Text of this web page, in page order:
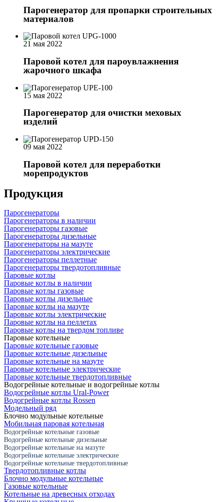
Парогенератор для пропарки строительных
материалов
21 мая 2022
Паровой котел для пароувлажнения
жарочного шкафа
15 мая 2022
Парогенератор для очистки меховых
изделий
09 мая 2022
Паровой котел для переработки
морепродуктов
Продукция
Парогенераторы
Парогенераторы в наличии
Парогенераторы газовые
Парогенераторы дизельные
Парогенераторы на мазуте
Парогенераторы электрические
Парогенераторы пеллетные
Парогенераторы твердотопливные
Паровые котлы
Паровые котлы в наличии
Паровые котлы газовые
Паровые котлы дизельные
Паровые котлы на мазуте
Паровые котлы электрические
Паровые котлы на пеллетах
Паровые котлы на твердом топливе
Паровые котельные
Паровые котельные газовые
Паровые котельные дизельные
Паровые котельные на мазуте
Паровые котельные электрические
Паровые котельные твердотопливные
Водогрейные котельные и водогрейные котлы
Водогрейные котлы Ural-Power
Водогрейные котлы Rossen
Модельный ряд
Блочно модульные котельные
Мобильная паровая котельная
Водогрейные котельные газовые
Водогрейные котельные дизельные
Водогрейные котельные на мазуте
Водогрейные котельные электрические
Водогрейные котельные твердотопливные
Твердотопливные котлы
Блочно модульные котельные
Газовые котельные
Котельные на древесных отходах